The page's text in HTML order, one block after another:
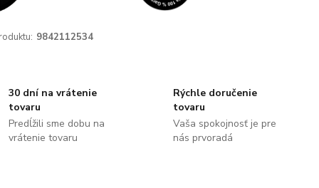
9842112534
30 dní na vrátenie
tovaru
Predĺžili sme dobu na
vrátenie tovaru
Rýchle doručenie
tovaru
Vaša spokojnosť je pre
nás prvoradá